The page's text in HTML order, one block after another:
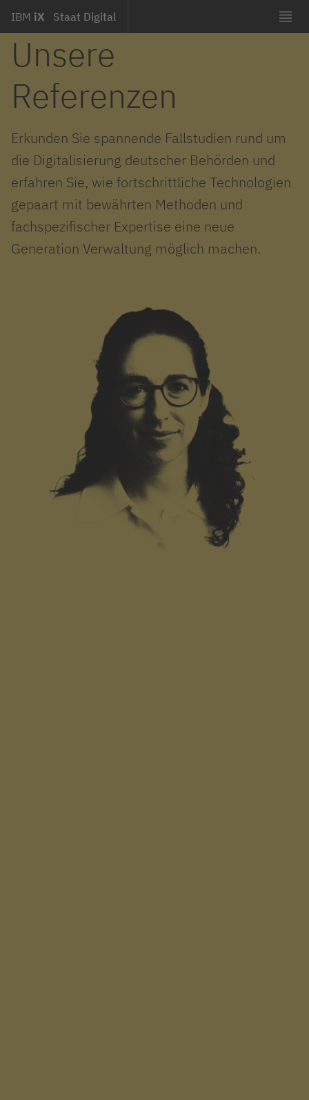
IBM iX Staat Digital
Unsere
Referenzen
Erkunden Sie spannende Fallstudien rund um
die Digitalisierung deutscher Behörden und
erfahren Sie, wie fortschrittliche Technologien
gepaart mit bewährten Methoden und
fachspezifischer Expertise eine neue
Generation Verwaltung möglich machen.